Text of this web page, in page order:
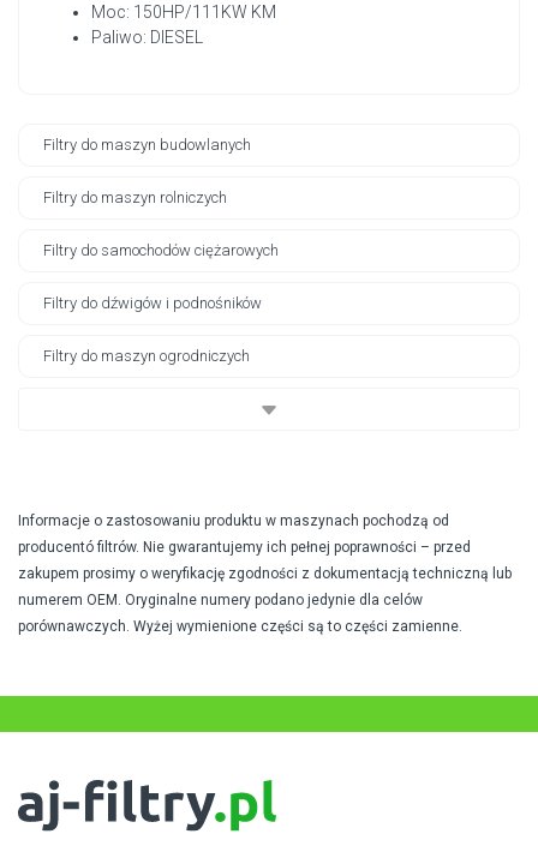
Moc: 150HP/111KW KM
Paliwo: DIESEL
Filtry do maszyn budowlanych
Filtry do maszyn rolniczych
Filtry do samochodów ciężarowych
Filtry do dźwigów i podnośników
Filtry do maszyn ogrodniczych
Informacje o zastosowaniu produktu w maszynach pochodzą od
producentó filtrów. Nie gwarantujemy ich pełnej poprawności – przed
zakupem prosimy o weryfikację zgodności z dokumentacją techniczną lub
numerem OEM. Oryginalne numery podano jedynie dla celów
porównawczych. Wyżej wymienione części są to części zamienne.